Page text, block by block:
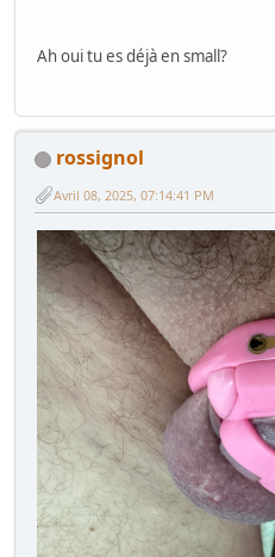
Ah oui tu es déjà en small?
rossignol
Avril 08, 2025, 07:14:41 PM